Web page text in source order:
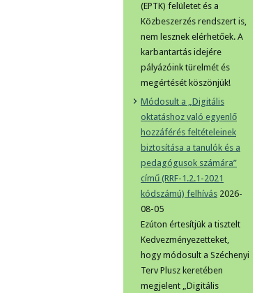
(EPTK) felületet és a
Közbeszerzés rendszert is,
nem lesznek elérhetőek. A
karbantartás idejére
pályázóink türelmét és
megértését köszönjük!
Módosult a „Digitális
oktatáshoz való egyenlő
hozzáférés feltételeinek
biztosítása a tanulók és a
pedagógusok számára”
című (RRF-1.2.1-2021
kódszámú) felhívás 2026-
08-05
Ezúton értesítjük a tisztelt
Kedvezményezetteket,
hogy módosult a Széchenyi
Terv Plusz keretében
megjelent „Digitális